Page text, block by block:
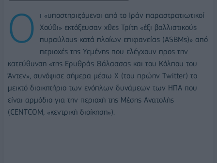
Ο
ι «υποστηριζόμενοι από το Ιράν παραστρατιωτικοί
Χούθι» εκτόξευσαν χθες Τρίτη «έξι βαλλιστικούς
πυραύλους κατά πλοίων επιφανείας (ASBΜs)» από
περιοχές της Υεμένης που ελέγχουν προς την
κατεύθυνση «της Ερυθράς Θάλασσας και του Κόλπου του
Άντεν», συνόψισε σήμερα μέσω X (του πρώην Twitter) το
μεικτό διοικητήριο των ενόπλων δυνάμεων των ΗΠΑ που
είναι αρμόδιο για την περιοχή της Μέσης Ανατολής
(CENTCOM, «κεντρική διοίκηση»).